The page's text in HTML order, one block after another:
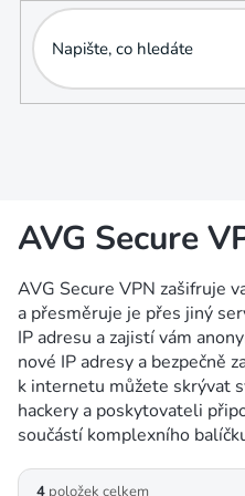
obsah
AVG Secure
AVG Secure VPN zašifruje
a přesměruje je přes jiný
IP adresu a zajistí vám
nové IP adresy a bezpečně
k internetu můžete skrývat
hackery a poskytovateli
součástí komplexního
4 položek celkem